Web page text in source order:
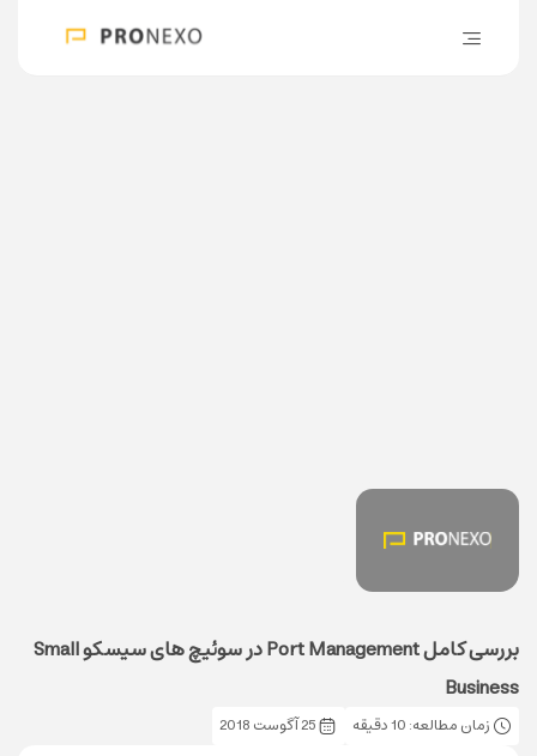
بررسی کامل Port Management در سوئیچ های سیسکو Small
Business
زمان مطالعه: 10 دقیقه 25 آگوست 2018